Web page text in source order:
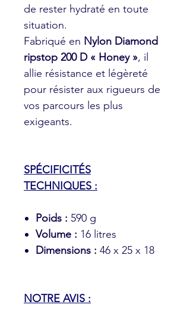
de rester hydraté en toute
situation.
Fabriqué en Nylon Diamond
ripstop 200 D « Honey », il
allie résistance et légèreté
pour résister aux rigueurs de
vos parcours les plus
exigeants.
SPÉCIFICITÉS
TECHNIQUES :
Poids : 590 g
Volume : 16 litres
Dimensions : 46 x 25 x 18
NOTRE AVIS :